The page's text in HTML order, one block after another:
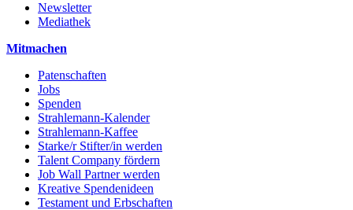
Newsletter
Mediathek
Mitmachen
Patenschaften
Jobs
Spenden
Strahlemann-Kalender
Strahlemann-Kaffee
Starke/r Stifter/in werden
Talent Company fördern
Job Wall Partner werden
Kreative Spendenideen
Testament und Erbschaften